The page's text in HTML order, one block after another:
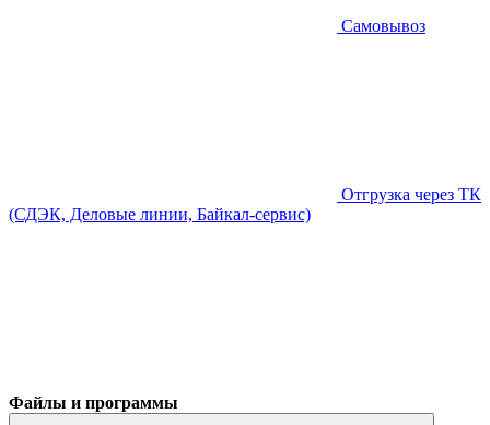
Самовывоз
Отгрузка через ТК
(СДЭК, Деловые линии, Байкал-сервис)
Файлы и программы